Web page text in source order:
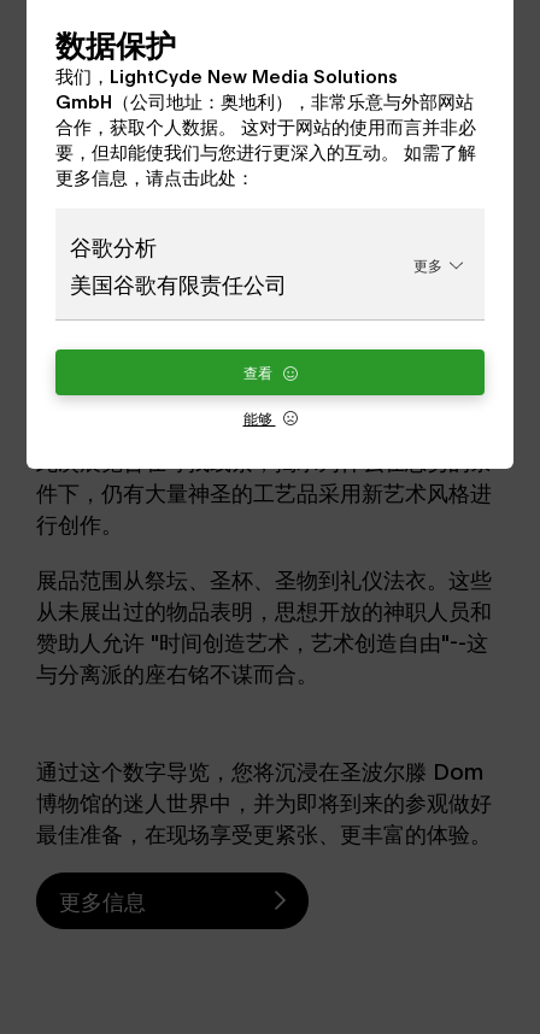
圣波尔滕教堂博物馆举办的教堂新艺术展
（Museum am Dom St.在维也纳首次举办奥地
利教会新艺术展 100 多年后，该博物馆将重点放
在传统艺术观与开放的时代精神之间的矛盾上。
件下，仍有大量神圣的工艺品采用新艺术风格进
行创作。
展品范围从祭坛、圣杯、圣物到礼仪法衣。这些
从未展出过的物品表明，思想开放的神职人员和
赞助人允许 "时间创造艺术，艺术创造自由"--这
与分离派的座右铭不谋而合。
通过这个数字导览，您将沉浸在圣波尔滕 Dom
博物馆的迷人世界中，并为即将到来的参观做好
最佳准备，在现场享受更紧张、更丰富的体验。
更多信息
数据保护
我们，LightCyde New Media Solutions
GmbH（公司地址：奥地利），非常乐意与外部网站
合作，获取个人数据。 这对于网站的使用而言并非必
要，但却能使我们与您进行更深入的互动。 如需了解
更多信息，请点击此处：
谷歌分析
美国谷歌有限责任公司
更多
能够
查看